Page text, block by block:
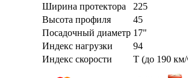
Ширина протектора
225
Высота профиля
45
Посадочный диаметр 17"
Индекс нагрузки
94
Индекс скорости
T (до 190